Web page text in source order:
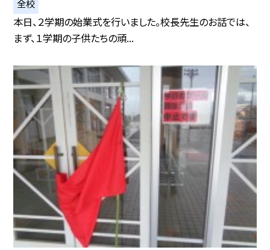
全校
本日、２学期の始業式を行いました。校長先生のお話では、
まず、１学期の子供たちの頑...